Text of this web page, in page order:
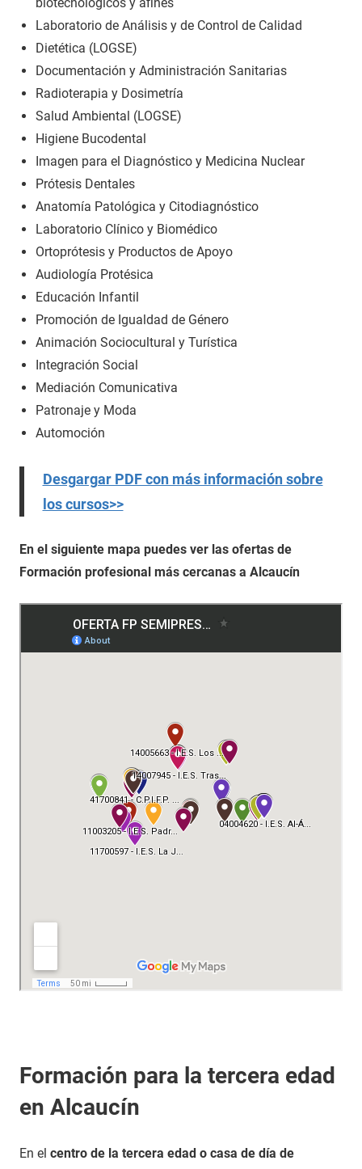
Laboratorio de Análisis y de Control de Calidad
Dietética (LOGSE)
Documentación y Administración Sanitarias
Radioterapia y Dosimetría
Salud Ambiental (LOGSE)
Higiene Bucodental
Imagen para el Diagnóstico y Medicina Nuclear
Prótesis Dentales
Anatomía Patológica y Citodiagnóstico
Laboratorio Clínico y Biomédico
Ortoprótesis y Productos de Apoyo
Audiología Protésica
Educación Infantil
Promoción de Igualdad de Género
Animación Sociocultural y Turística
Integración Social
Mediación Comunicativa
Patronaje y Moda
Automoción
Desgargar PDF con más información sobre
los cursos>>
En el siguiente mapa puedes ver las ofertas de
Formación profesional más cercanas a Alcaucín
Formación para la tercera edad
en Alcaucín
En el centro de la tercera edad o casa de día de